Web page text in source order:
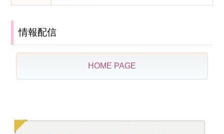
情報配信
HOME PAGE